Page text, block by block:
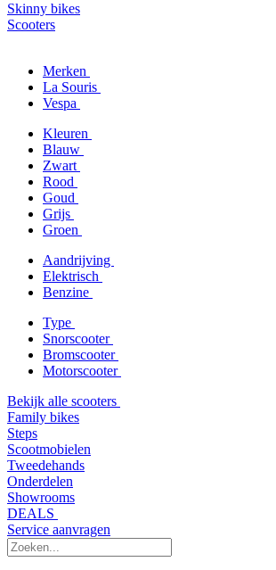
Skinny bikes
Scooters
Merken
La Souris
Vespa
Kleuren
Blauw
Zwart
Rood
Goud
Grijs
Groen
Aandrijving
Elektrisch
Benzine
Type
Snorscooter
Bromscooter
Motorscooter
Bekijk alle scooters
Family bikes
Steps
Scootmobielen
Tweedehands
Onderdelen
Showrooms
DEALS
Service aanvragen